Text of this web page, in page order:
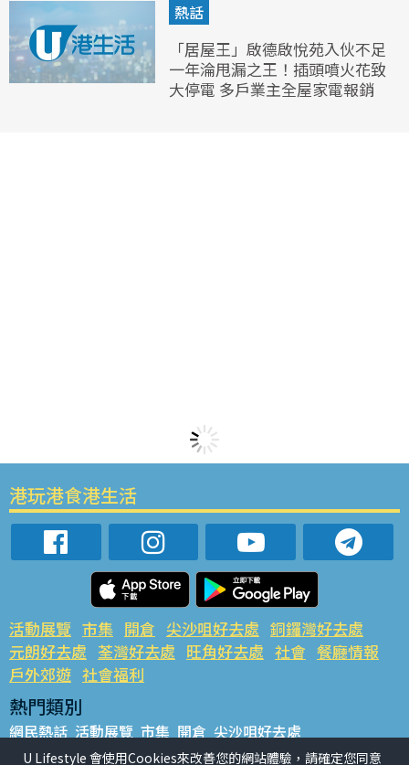
熱話
「居屋王」啟德啟悅苑入伙不足
一年淪甩漏之王！插頭噴火花致
大停電 多戶業主全屋家電報銷
港玩港食港生活
活動展覽 市集 開倉 尖沙咀好去處 銅鑼灣好去處
元朗好去處 荃灣好去處 旺角好去處 社會 餐廳情報
戶外郊遊 社會福利
熱門類別
網民熱話 活動展覽 市集 開倉 尖沙咀好去處
銅鑼灣好去處 元朗好去處 荃灣好去處 旺角好去處 社會
U Lifestyle 會使用Cookies來改善您的網站體驗，請確定您同意